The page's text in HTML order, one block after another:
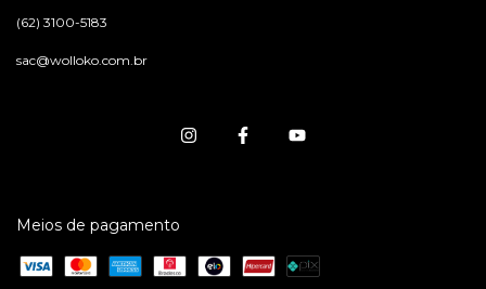
(62) 3100-5183
sac@wolloko.com.br
Meios de pagamento